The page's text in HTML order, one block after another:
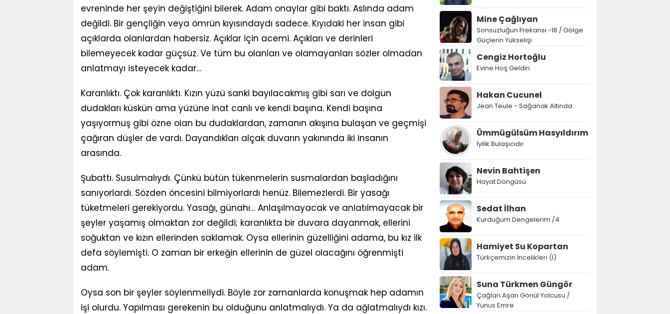
evreninde her şeyin değiştiğini bilerek. Adam onaylar gibi baktı. Aslında adam
değildi. Bir gençliğin veya ömrün kıyısındaydı sadece. Kıyıdaki her insan gibi
açıklarda olanlardan habersiz. Açıklar için acemi. Açıkları ve derinleri
bilemeyecek kadar güçsüz. Ve tüm bu olanları ve olamayanları sözler olmadan
anlatmayı isteyecek kadar…
Karanlıktı. Çok karanlıktı. Kızın yüzü sanki bayılacakmış gibi sarı ve dolgun
dudakları küskün ama yüzüne inat canlı ve kendi başına. Kendi başına
yaşıyormuş gibi özne olan bu dudaklardan, zamanın akışına bulaşan ve geçmişi
çağıran düşler de vardı. Dayandıkları alçak duvarın yakınında iki insanın
arasında.
Şubattı. Susulmalıydı. Çünkü bütün tükenmelerin susmalardan başladığını
sanıyorlardı. Sözden öncesini bilmiyorlardı henüz. Bilemezlerdi. Bir yasağı
tüketmeleri gerekiyordu. Yasağı, günahı… Anlaşılmayacak ve anlatılmayacak bir
şeyler yaşamış olmaktan zor değildi; karanlıkta bir duvara dayanmak, ellerini
soğuktan ve kızın ellerinden saklamak. Oysa ellerinin güzelliğini adama, bu kız ilk
defa söylemişti. O zaman bir erkeğin ellerinin de güzel olacağını öğrenmişti
adam.
Oysa son bir şeyler söylenmeliydi. Böyle zor zamanlarda konuşmak hep adamın
işi olurdu. Yapılması gerekenin bu olduğunu anlatmalıydı. Ya da ağlatmalıydı kızı.
Mine Çağlıyan
Sonsuzluğun Frekansı -18 / Gölge
Güçlerin Yükselişi
Cengiz Hortoğlu
Evine Hoş Geldin
Hakan Cucunel
Jean Teule - Sağanak Altında
Ümmügülsüm Hasyıldırım
İyilik Bulaşıcıdır
Nevin Bahtişen
Hayat Döngüsü
Sedat İlhan
Kurduğum Dengelerim /4
Hamiyet Su Kopartan
Türkçemizin İncelikleri (I)
Suna Türkmen Güngör
Çağları Aşan Gönül Yolcusu /
Yunus Emre